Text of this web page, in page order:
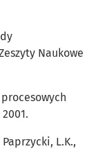
Naukowe
L.K.,